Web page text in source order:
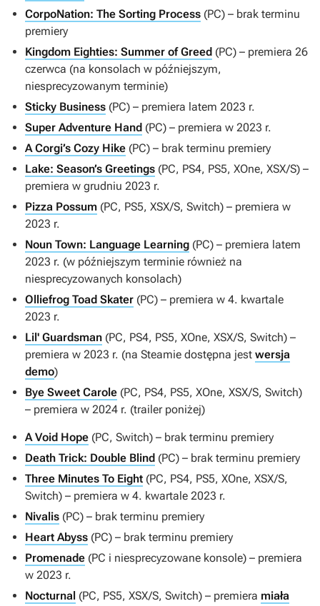
CorpoNation: The Sorting Process (PC) – brak terminu
premiery
Kingdom Eighties: Summer of Greed (PC) – premiera 26
czerwca (na konsolach w późniejszym,
niesprecyzowanym terminie)
Sticky Business (PC) – premiera latem 2023 r.
Super Adventure Hand (PC) – premiera w 2023 r.
A Corgi’s Cozy Hike (PC) – brak terminu premiery
Lake: Season’s Greetings (PC, PS4, PS5, XOne, XSX/S) –
premiera w grudniu 2023 r.
Pizza Possum (PC, PS5, XSX/S, Switch) – premiera w
2023 r.
Noun Town: Language Learning (PC) – premiera latem
2023 r. (w późniejszym terminie również na
niesprecyzowanych konsolach)
Olliefrog Toad Skater (PC) – premiera w 4. kwartale
2023 r.
Lil' Guardsman (PC, PS4, PS5, XOne, XSX/S, Switch) –
premiera w 2023 r. (na Steamie dostępna jest wersja
demo)
Bye Sweet Carole (PC, PS4, PS5, XOne, XSX/S, Switch)
– premiera w 2024 r. (trailer poniżej)
A Void Hope (PC, Switch) – brak terminu premiery
Death Trick: Double Blind (PC) – brak terminu premiery
Three Minutes To Eight (PC, PS4, PS5, XOne, XSX/S,
Switch) – premiera w 4. kwartale 2023 r.
Nivalis (PC) – brak terminu premiery
Heart Abyss (PC) – brak terminu premiery
Promenade (PC i niesprecyzowane konsole) – premiera
w 2023 r.
Nocturnal (PC, PS5, XSX/S, Switch) – premiera miała